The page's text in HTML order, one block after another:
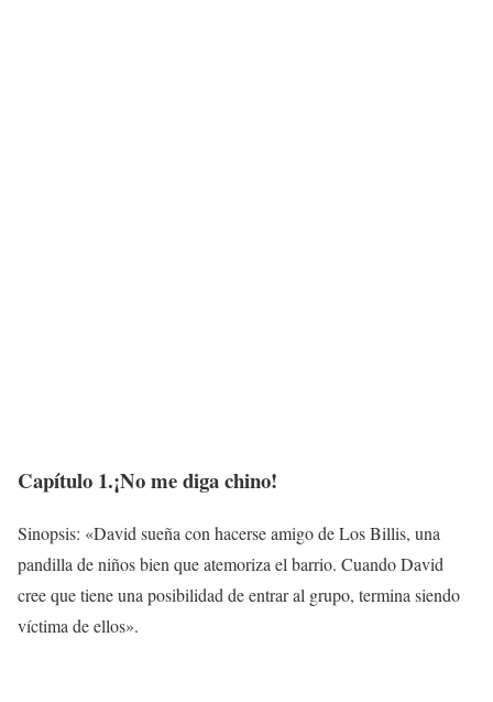
Capítulo 1.¡No me diga chino!
Sinopsis: «David sueña con hacerse amigo de Los Billis, una
pandilla de niños bien que atemoriza el barrio. Cuando David
cree que tiene una posibilidad de entrar al grupo, termina siendo
víctima de ellos».